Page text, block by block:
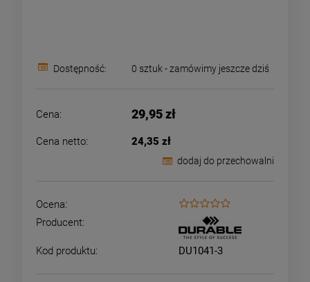
Dostępność: 0 sztuk - zamówimy jeszcze dziś
Cena: 29,95 zł
Cena netto: 24,35 zł
dodaj do przechowalni
Ocena:
Producent:
Kod produktu: DU1041-3